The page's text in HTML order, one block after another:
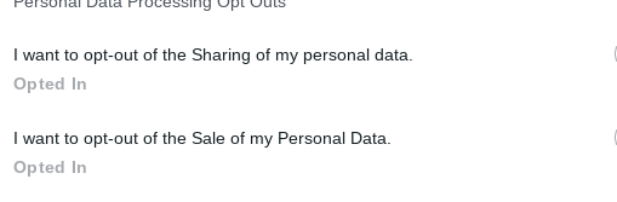
I want to opt-out of the Sharing of my personal data.
Opted In
I want to opt-out of the Sale of my Personal Data.
Opted In
projektekkel is foglalkozik, intézményi
alakítójaként lehetőséget biztosít a
különböző szakmai és társművészeti
GALÉRIA TOVÁBBI MŰTÁRGYAI